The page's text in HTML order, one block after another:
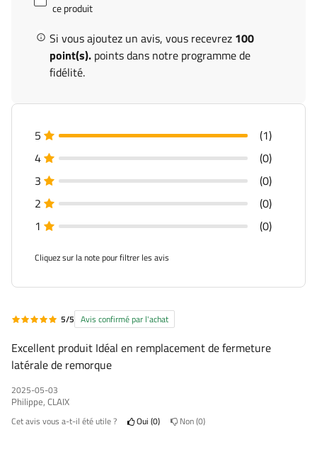
Si vous ajoutez un avis, vous recevrez 100
point(s). points dans notre programme de
fidélité.
ce produit
5
(1)
4
(0)
3
(0)
2
(0)
1
(0)
Cliquez sur la note pour filtrer les avis
5/5 Avis confirmé par l'achat
Excellent produit Idéal en remplacement de fermeture
latérale de remorque
2025-05-03
Philippe, CLAIX
Cet avis vous a-t-il été utile ? Oui 0 Non 0